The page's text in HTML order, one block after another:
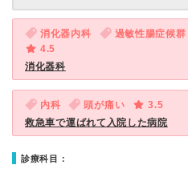
消化器内科 過敏性腸症候群
4.5
消化器科
内科 頭が痛い
3.5
救急車で運ばれて入院した病院
診療科目：